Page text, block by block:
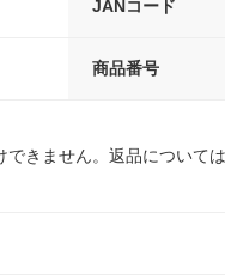
JANコード
商品番号
きません。返品について